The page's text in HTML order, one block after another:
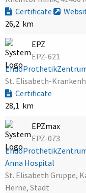
Certificate
26,2 km
EPZ
EPZ-621
St. Elisabeth-
Certificate
28,1 km
EPZmax
EPZ-073
Anna Hospital
St. Elisabeth Gruppe,
Herne, Stadt